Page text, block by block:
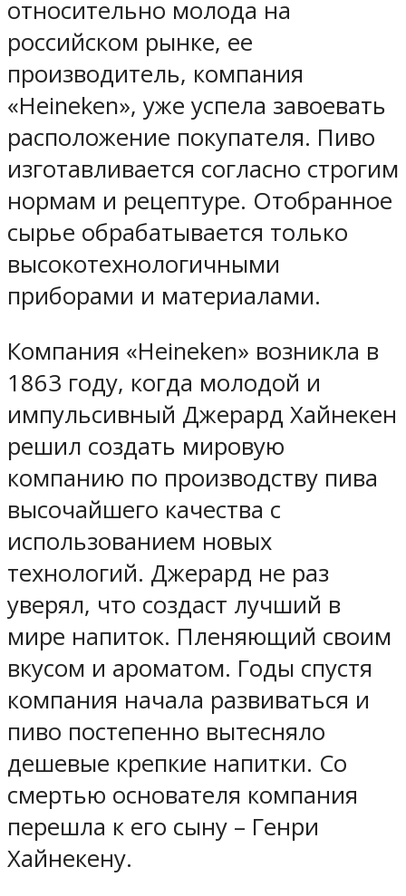
относительно молода на
российском рынке, ее
производитель, компания
«Heineken», уже успела завоевать
расположение покупателя. Пиво
изготавливается согласно строгим
нормам и рецептуре. Отобранное
сырье обрабатывается только
высокотехнологичными
приборами и материалами.
Компания «Heineken» возникла в
1863 году, когда молодой и
импульсивный Джерард Хайнекен
решил создать мировую
компанию по производству пива
высочайшего качества с
использованием новых
технологий. Джерард не раз
уверял, что создаст лучший в
мире напиток. Пленяющий своим
вкусом и ароматом. Годы спустя
компания начала развиваться и
пиво постепенно вытесняло
дешевые крепкие напитки. Со
смертью основателя компания
перешла к его сыну – Генри
Хайнекену.